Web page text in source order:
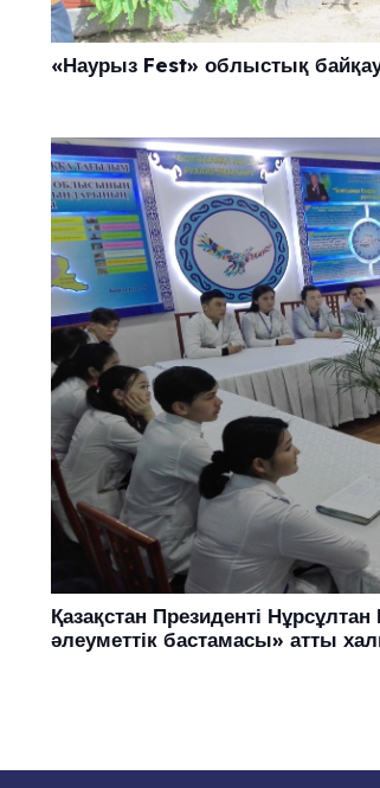
«Наурыз Fest» облыстық
Қазақстан Президенті
әлеуметтік бастамасы» атты